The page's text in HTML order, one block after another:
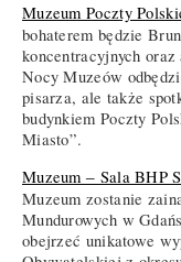
Muzeum Poczty
bohaterem będzie
koncentracyjnych
Nocy Muzeów
pisarza, ale także
budynkiem Poczty
Miasto”.
Muzeum ‒ Sala BHP
Muzeum zostanie
Mundurowych w
obejrzeć unikatowe